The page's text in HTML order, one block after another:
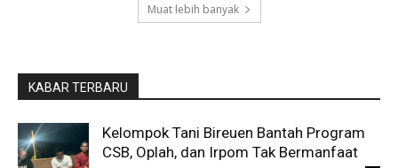
Muat lebih banyak
KABAR TERBARU
Kelompok Tani Bireuen Bantah Program
CSB, Oplah, dan Irpom Tak Bermanfaat